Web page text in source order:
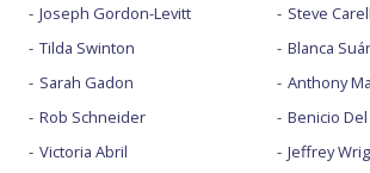
Joseph Gordon-Levitt
Tilda Swinton
Sarah Gadon
Rob Schneider
Victoria Abril
Steve Carell
Blanca
Anthony
Benicio
Jeffrey